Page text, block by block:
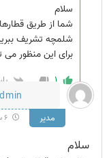
سلام
شما از طریق
شلمچه تشریف
برای این منظور می توانید با
۱
مدیر
سلام